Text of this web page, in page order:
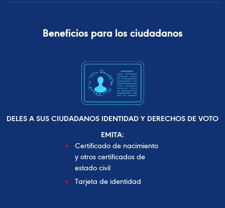
Beneficios para los ciudadanos
DELES A SUS CIUDADANOS IDENTIDAD Y DERECHOS DE VOTO
EMITA:
Certificado de nacimiento
y otros certificados de
estado civil
Tarjeta de identidad